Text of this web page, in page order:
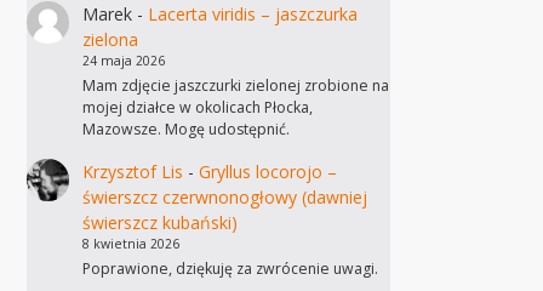
Marek- Lacerta viridis – jaszczurka
zielona
24 maja 2026
Mam zdjęcie jaszczurki zielonej zrobione na
mojej działce w okolicach Płocka,
Mazowsze. Mogę udostępnić.
Krzysztof Lis - Gryllus locorojo –
świerszcz czerwnonogłowy (dawniej
świerszcz kubański)
8 kwietnia 2026
Poprawione, dziękuję za zwrócenie uwagi.